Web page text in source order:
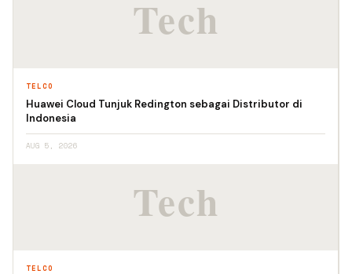
TELCO
Huawei Cloud Tunjuk Redington sebagai Distributor di
Indonesia
AUG 5, 2026
TELCO